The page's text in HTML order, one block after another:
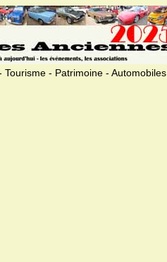
Tourisme - Patrimoine - Automobiles